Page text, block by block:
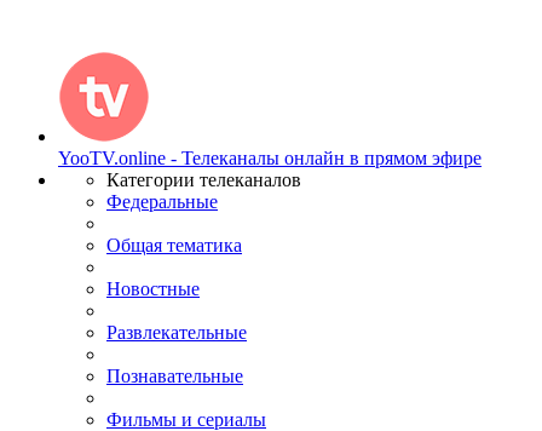
YooTV.online - Телеканалы онлайн в прямом эфире
Категории телеканалов
Федеральные
Общая тематика
Новостные
Развлекательные
Познавательные
Фильмы и сериалы